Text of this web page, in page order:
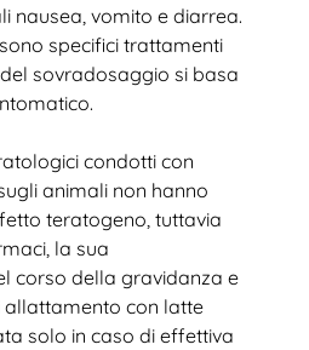
nausea, vomito e diarrea.
specifici trattamenti
sovradosaggio si basa
condotti con
animali non hanno
teratogeno, tuttavia
la sua
corso della gravidanza e
con latte
solo in caso di effettiva